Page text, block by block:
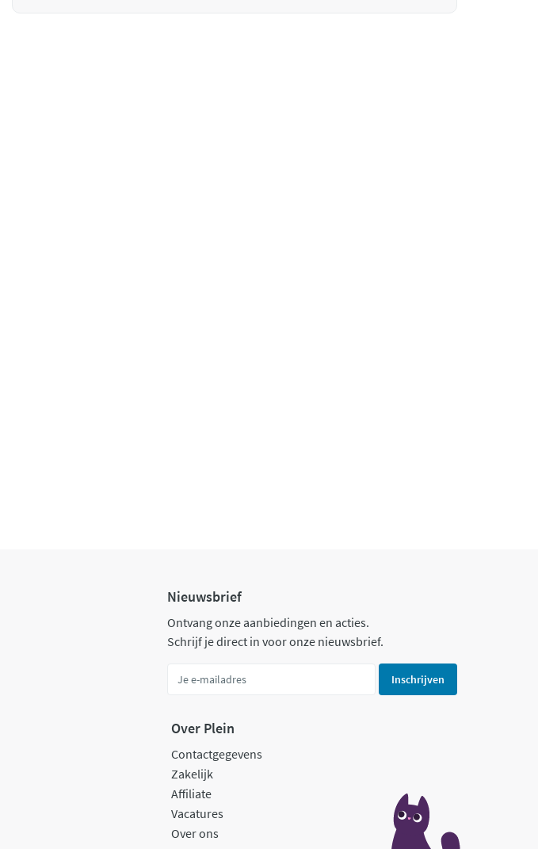
Nieuwsbrief
Ontvang onze aanbiedingen en acties.
Schrijf je direct in voor onze nieuwsbrief.
Inschrijven
Over Plein
Contactgegevens
Zakelijk
Affiliate
Vacatures
Over ons